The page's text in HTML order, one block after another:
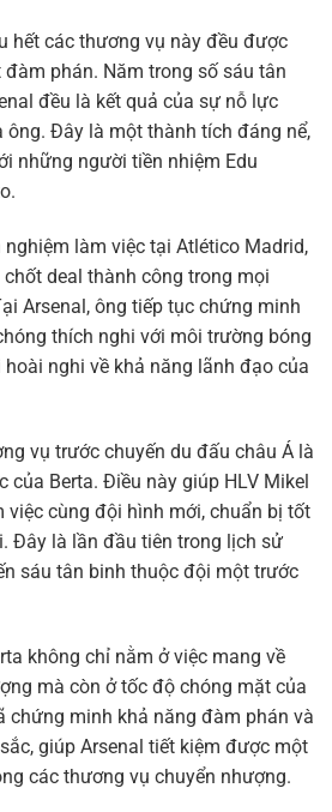
hết các thương vụ này đều được
phán. Năm trong số sáu tân
đều là kết quả của sự nỗ lực
ông. Đây là một thành tích đáng nể,
những người tiền nhiệm Edu
nghiệm làm việc tại Atlético Madrid,
deal thành công trong mọi
Arsenal, ông tiếp tục chứng minh
thích nghi với môi trường bóng
nghi về khả năng lãnh đạo của
vụ trước chuyến du đấu châu Á là
của Berta. Điều này giúp HLV Mikel
việc cùng đội hình mới, chuẩn bị tốt
Đây là lần đầu tiên trong lịch sử
sáu tân binh thuộc đội một trước
không chỉ nằm ở việc mang về
mà còn ở tốc độ chóng mặt của
chứng minh khả năng đàm phán và
giúp Arsenal tiết kiệm được một
các thương vụ chuyển nhượng.